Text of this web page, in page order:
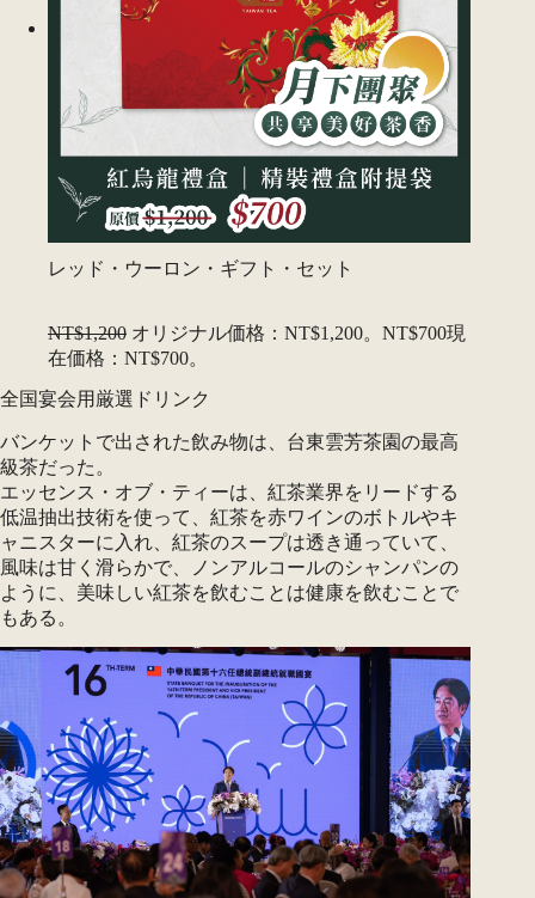
レッド・ウーロン・ギフト・セット
NT$1,200 オリジナル価格：NT$1,200。 NT$700現
在価格：NT$700。
全国宴会用厳選ドリンク
バンケットで出された飲み物は、台東雲芳茶園の最高
級茶だった。
エッセンス・オブ・ティーは、紅茶業界をリードする
低温抽出技術を使って、紅茶を赤ワインのボトルやキ
ャニスターに入れ、紅茶のスープは透き通っていて、
風味は甘く滑らかで、ノンアルコールのシャンパンの
ように、美味しい紅茶を飲むことは健康を飲むことで
もある。